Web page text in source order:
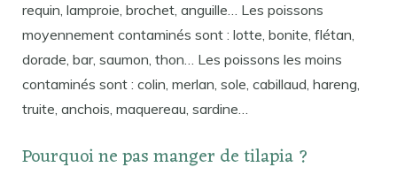
requin, lamproie, brochet, anguille… Les poissons
moyennement contaminés sont : lotte, bonite, flétan,
dorade, bar, saumon, thon… Les poissons les moins
contaminés sont : colin, merlan, sole, cabillaud, hareng,
truite, anchois, maquereau, sardine…
Pourquoi ne pas manger de tilapia ?